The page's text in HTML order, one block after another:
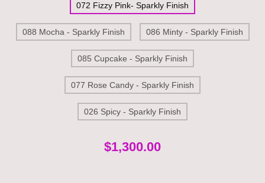
072 Fizzy Pink- Sparkly Finish
088 Mocha - Sparkly Finish 086 Minty - Sparkly Finish
085 Cupcake - Sparkly Finish
077 Rose Candy - Sparkly Finish
026 Spicy - Sparkly Finish
$1,300.00